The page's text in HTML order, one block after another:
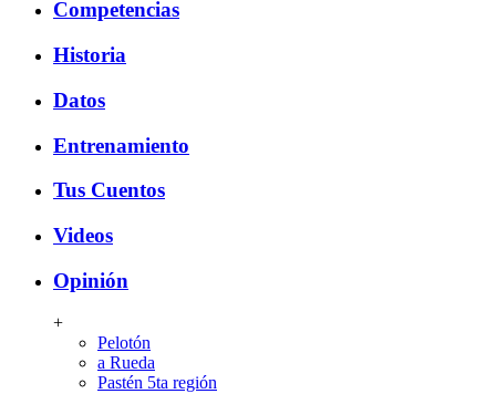
Competencias
Historia
Datos
Entrenamiento
Tus Cuentos
Videos
Opinión
+
Pelotón
a Rueda
Pastén 5ta región